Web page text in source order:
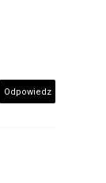
Odpowiedz